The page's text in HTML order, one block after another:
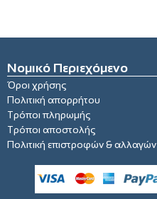
Νομικό Περιεχόμενο
Όροι χρήσης
Πολιτική απορρήτου
Τρόποι πληρωμής
Τρόποι αποστολής
Πολιτική επιστροφών & αλλαγών